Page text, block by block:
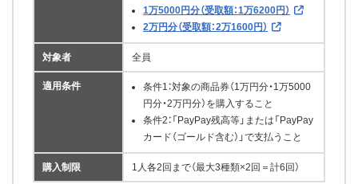
1万5000円分（受取額：1万6200円）
2万円分（受取額：2万1600円）
対象者 全員
適用条件
条件1：対象の商品券（1万円分・1万5000
円分・2万円分）を購入すること
条件2：「PayPay残高等」または「PayPay
カード（ゴールド含む）」で支払うこと
購入制限 1人各2回まで（最大3種類×2回＝計6回）